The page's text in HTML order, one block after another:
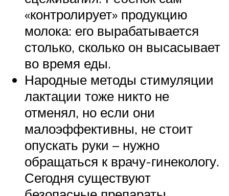
«контролирует» продукцию
молока: его вырабатывается
столько, сколько он высасывает
во время еды.
Народные методы стимуляции
лактации тоже никто не
отменял, но если они
малоэффективны, не стоит
опускать руки – нужно
обращаться к врачу-гинекологу.
Сегодня существуют